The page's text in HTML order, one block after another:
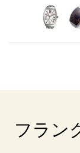
フラン